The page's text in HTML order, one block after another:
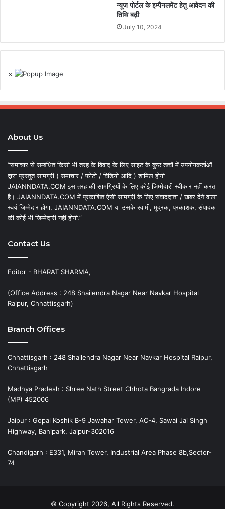
न्यूज पोर्टल के इम्पैनलमेंट हेतु आवेदन की
तिथि बढ़ी
July 10, 2024
×
About Us
“समाचार से सम्बंधित किसी भी तरह के विवाद के लिए साइट के कुछ तत्वों में उपयोगकर्ताओं
द्वारा प्रस्तुत सामग्री ( समाचार / फोटो / विडियो आदि ) शामिल होगी
JAIANNDATA.COM इस तरह की सामग्रियों के लिए कोई जिम्मेदारी स्वीकार नहीं करता
है। JAIANNDATA.COM में प्रकाशित ऐसी सामग्री के लिए संवाददाता / खबर देने वाला
स्वयं जिम्मेदार होगा, JAIANNDATA.COM या उसके स्वामी, मुद्रक, प्रकाशक, संपादक
की कोई भी जिम्मेदारी नहीं होगी.”
Contact Us
Editor - BHARAT SHARMA,
(Office Address : 248 Shailendra Nagar Near Navkar Hospital
Raipur, Chhattisgarh)
Branch Offices
Chhattisgarh : 248 Shailendra Nagar Near Navkar Hospital Raipur,
Chhattisgarh
Madhya Pradesh : Shree Nath Street Chhota Bangrada Indore
(MP) 452006
Jaipur : Gopal Koshik B-9 Jawahar Tower, AC-4, Sawai Jai Singh
Highway, Banipark, Jaipur-302016
Chandigarh : E331, Miran Tower, Industrial Area Phase 8b,Sector-
74
© Copyright 2026, All Rights Reserved.